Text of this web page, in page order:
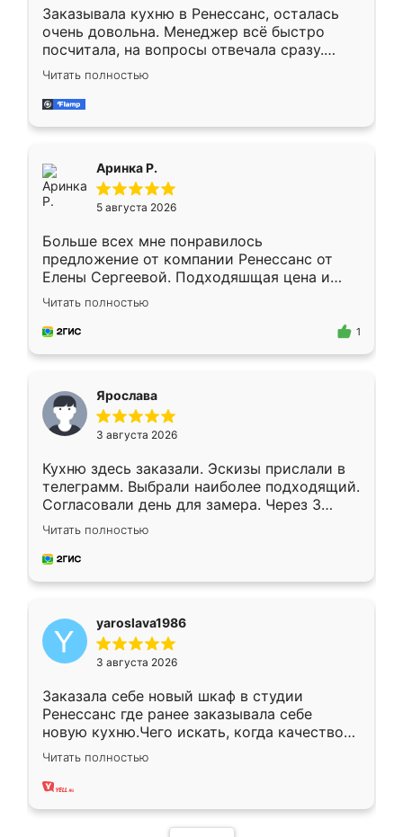
Заказывала кухню в Ренессанс, осталась
очень довольна. Менеджер всё быстро
посчитала, на вопросы отвечала сразу.
Замерщик приехал в субботу, подошёл к
делу со всей ответственностью. Собрали
за день, ребята работали аккуратно, даже
Читать полностью
Аринка Р.
5 августа 2026
Больше всех мне понравилось
предложение от компании Ренессанс от
Елены Сергеевой. Подходяшщая цена и
короткие сроки изготовления. Приехавший
для замера сотрудник Владислав
предложил по моему эскизу самый
Читать полностью
1
Ярослава
3 августа 2026
Кухню здесь заказали. Эскизы прислали в
телеграмм. Выбрали наиболее подходящий.
Согласовали день для замера. Через 3
недели кухня была уже готова. Остались
довольны работой. Спасибо Ренессанс
мебель за качественную работу!
Читать полностью
yaroslava1986
3 августа 2026
Заказала себе новый шкаф в студии
Ренессанс где ранее заказывала себе
новую кухню.Чего искать, когда качеством
вполне довольна. Служит кухня уже почти
два года, нареканий нет.
Читать полностью